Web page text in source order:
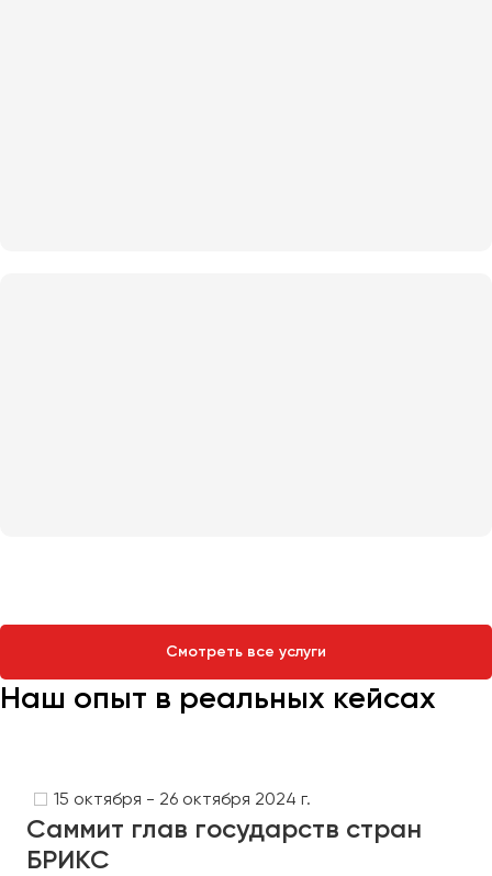
Смотреть все услуги
Наш опыт в реальных кейсах
15 октября - 26 октября 2024 г.
Саммит глав государств стран
БРИКС